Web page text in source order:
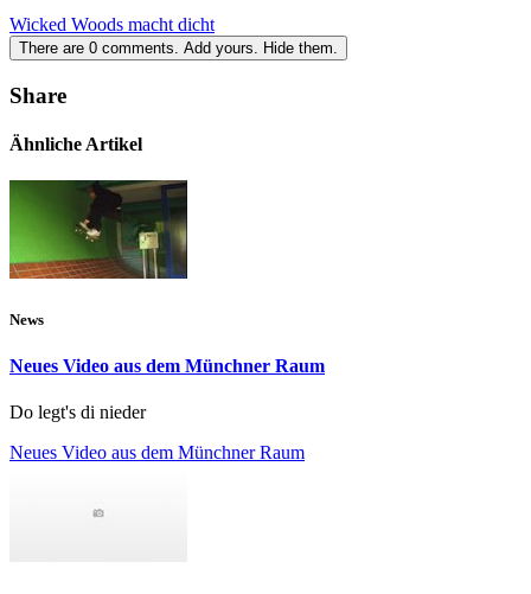
Wicked Woods macht dicht
There are 0 comments. Add yours. Hide them.
Share
Ähnliche Artikel
News
Neues Video aus dem Münchner Raum
Do legt's di nieder
Neues Video aus dem Münchner Raum